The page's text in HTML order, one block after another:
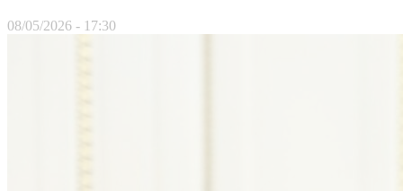
08/05/2026 - 17:30